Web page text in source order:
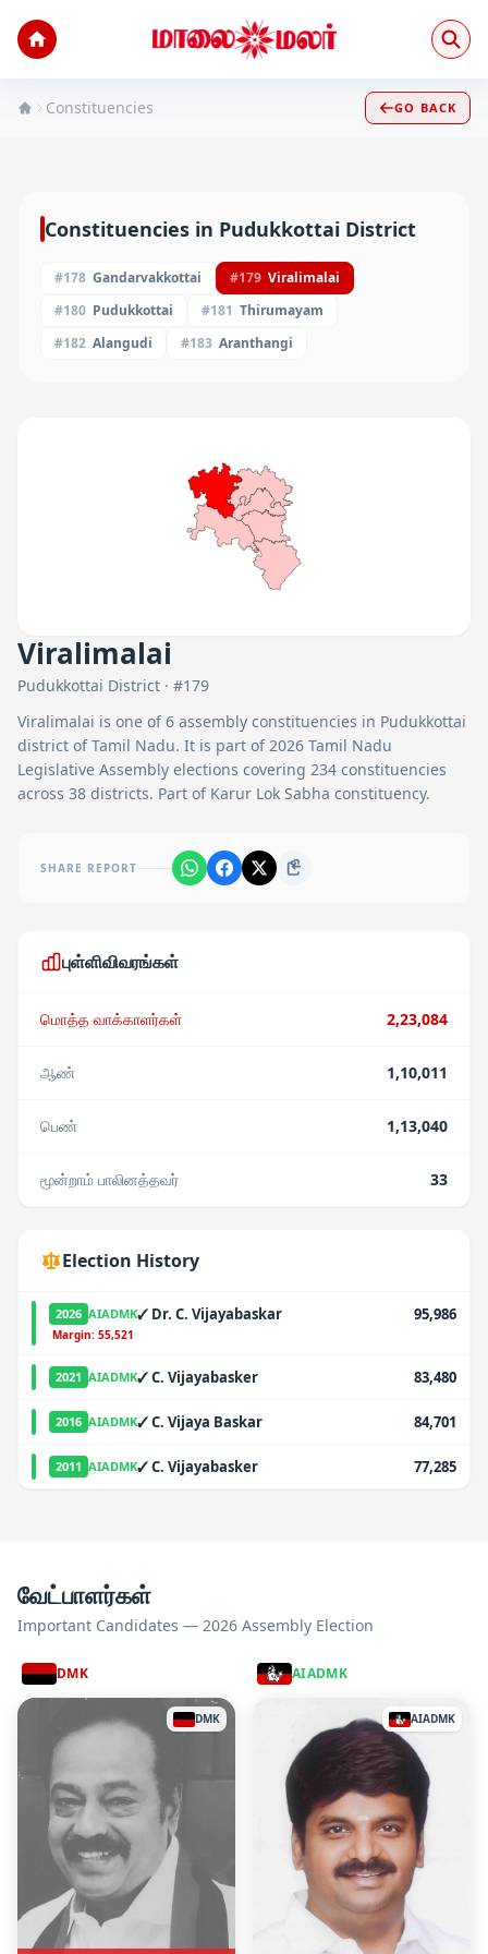
Constituencies GO BACK
Constituencies in Pudukkottai District
#178 Gandarvakkottai #179 Viralimalai
#180 Pudukkottai #181 Thirumayam
#182 Alangudi #183 Aranthangi
Viralimalai
Pudukkottai District · #179
Viralimalai is one of6 assembly constituencies in Pudukkottai
district of Tamil Nadu. It is part of 2026 Tamil Nadu
Legislative Assembly elections covering 234 constituencies
across 38 districts. Part of Karur Lok Sabha constituency.
SHARE REPORT
புள்ளிவிவரங்கள்
மொத்த வாக்காளர்கள் 2,23,084
ஆண் 1,10,011
பெண் 1,13,040
மூன்றாம் பாலினத்தவர் 33
Election History
2026 AIADMK✓ Dr. C. Vijayabaskar 95,986
·Margin: 55,521
2021 AIADMK✓C. Vijayabasker 83,480
2016 AIADMK✓C. Vijaya Baskar 84,701
2011 AIADMK✓C. Vijayabasker 77,285
வேட்பாளர்கள்
Important Candidates — 2026 Assembly Election
DMK
DMK
AIADMK
AIADMK